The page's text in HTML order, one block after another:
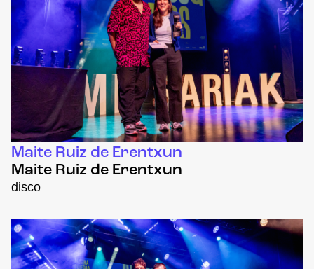
Maite Ruiz de Erentxun
Maite Ruiz de Erentxun
disco